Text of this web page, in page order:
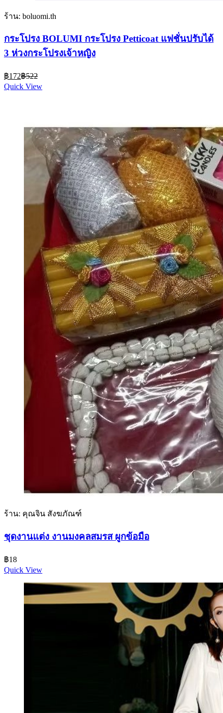
ร้าน: boluomi.th
กระโปรง BOLUMI กระโปรง Petticoat แฟชั่นปรับได้
3 ห่วงกระโปรงเจ้าหญิง
฿172Current
price
is:
฿522
was:
Quick View
ร้าน: คุณจิน สังฆภัณฑ์
ชุดงานแต่ง งานมงคลสมรส ผูกข้อมือ
฿18
Quick View